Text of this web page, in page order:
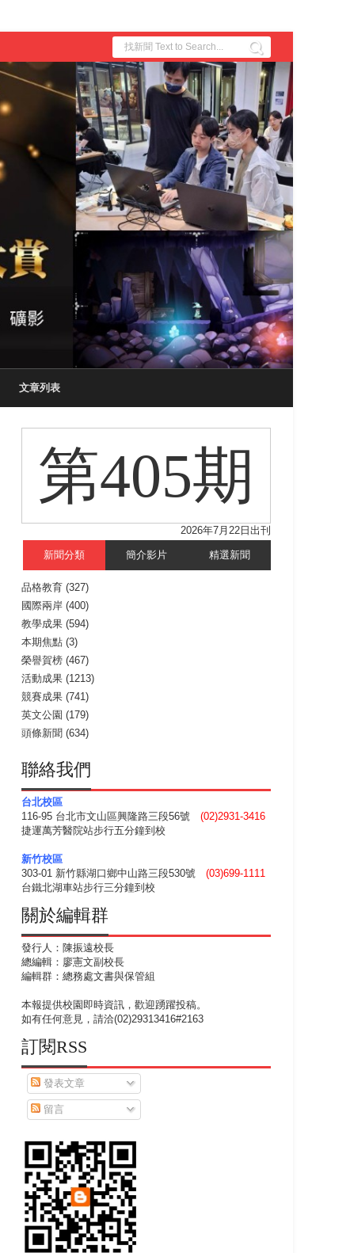
文章列表
第405期
2026年7月22日出刊
新聞分類 簡介影片 精選新聞
品格教育 (327)
國際兩岸 (400)
教學成果 (594)
本期焦點 (3)
榮譽賀榜 (467)
活動成果 (1213)
競賽成果 (741)
英文公園 (179)
頭條新聞 (634)
聯絡我們
台北校區
116-95 台北市文山區興隆路三段56號 (02)2931-3416
捷運萬芳醫院站步行五分鐘到校
新竹校區
303-01 新竹縣湖口鄉中山路三段530號 (03)699-1111
台鐵北湖車站步行三分鐘到校
關於編輯群
發行人：陳振遠校長
總編輯：廖憲文副校長
編輯群：總務處文書與保管組
本報提供校園即時資訊，歡迎踴躍投稿。
如有任何意見，請洽(02)29313416#2163
訂閱RSS
發表文章
留言